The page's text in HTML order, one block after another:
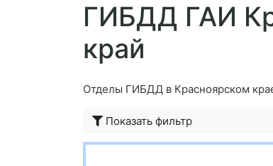
ГИБДД ГАИ
край
Отделы ГИБДД в Красноярском
Показать фильтр